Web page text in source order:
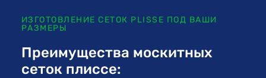
ИЗГОТОВЛЕНИЕ СЕТОК PLISSE ПОД ВАШИ
РАЗМЕРЫ
Преимущества москитных
сеток плиссе: